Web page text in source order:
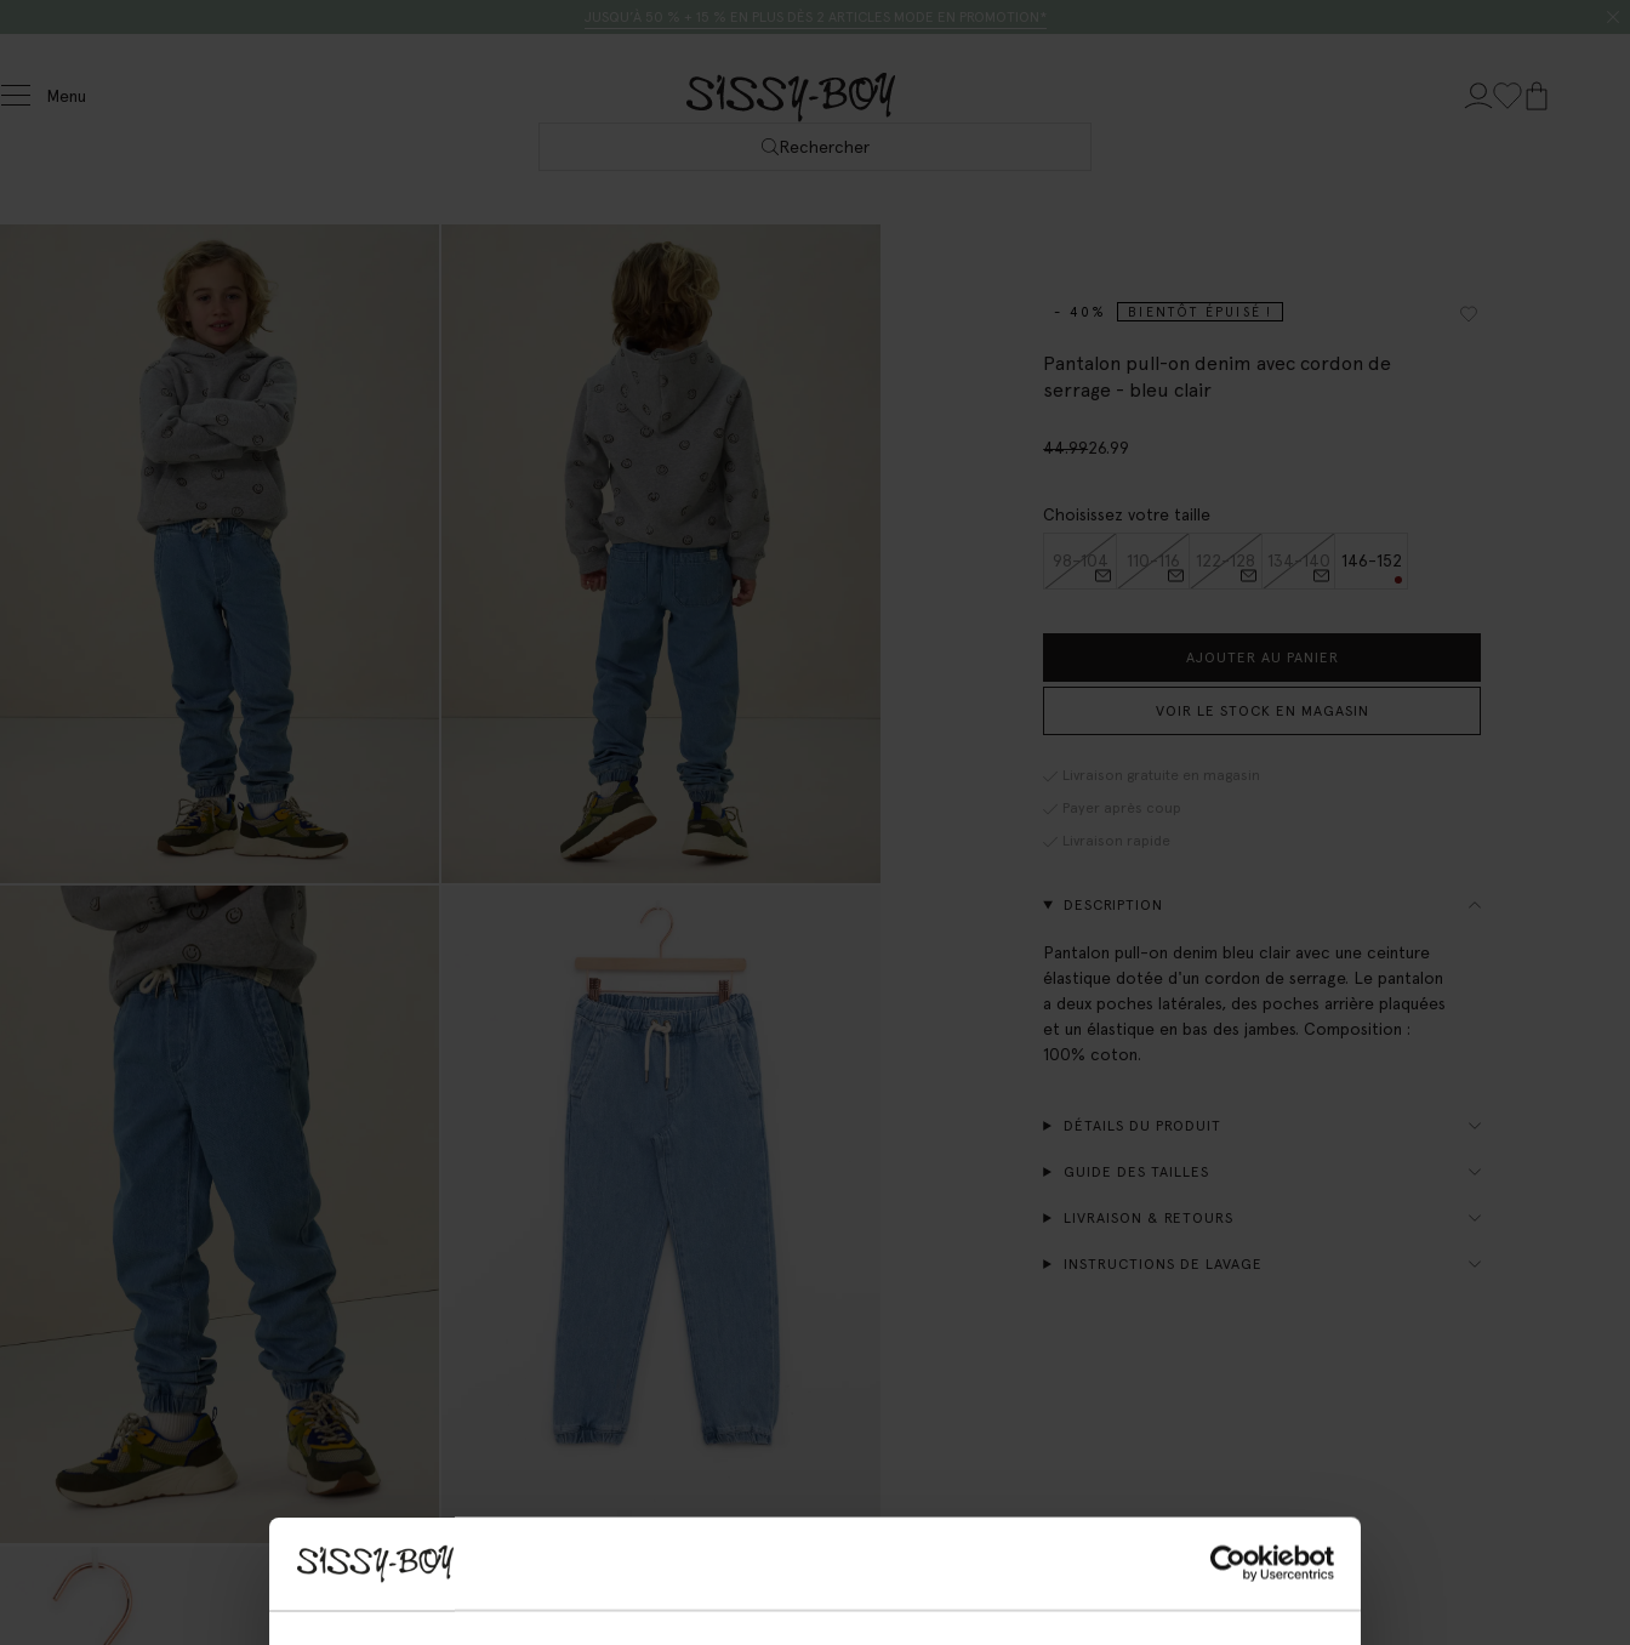
Menu
Rechercher
- 40% BIENTÔT ÉPUISÉ !
Pantalon pull-on denim avec cordon de
serrage - bleu clair
44.9926.99
Choisissez votre taille
98-104 110-116 122-128 134-140 146-152
AJOUTER AU PANIER
VOIR LE STOCK EN MAGASIN
Livraison gratuite en magasin
Payer après coup
Livraison rapide
DESCRIPTION
Pantalon pull-on denim bleu clair avec une ceinture
élastique dotée d'un cordon de serrage. Le pantalon
a deux poches latérales, des poches arrière plaquées
et un élastique en bas des jambes. Composition :
100% coton.
DÉTAILS DU PRODUIT
GUIDE DES TAILLES
LIVRAISON & RETOURS
INSTRUCTIONS DE LAVAGE